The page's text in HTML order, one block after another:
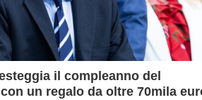
il compleanno del
un regalo da oltre 70mila